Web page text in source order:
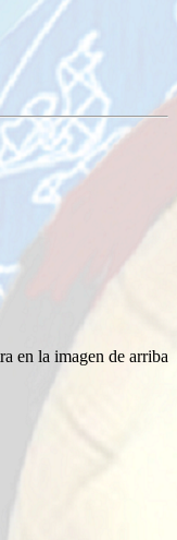
en la imagen de arriba